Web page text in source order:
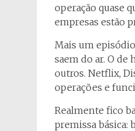
operação quase
empresas estão
Mais um
saem do ar. O de
outros. Netflix,
operações e
Realmente fico
premissa básica: